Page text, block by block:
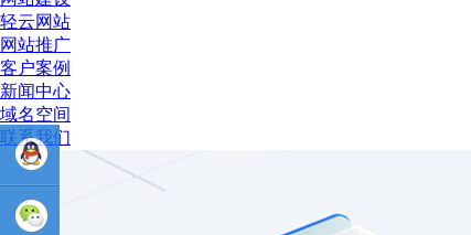
轻云网站
网站推广
客户案例
新闻中心
域名空间
联系我们
业务